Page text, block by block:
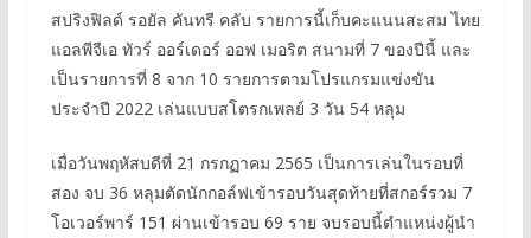
สปริงฟิลด์ รอยัล คันทรี คลับ รายการนี้เก็บคะแนนสะสม ไทย
แอลพีจีเอ ทัวร์ ออร์เดอร์ ออฟ เมอริต สนามที่ 7 ของปีนี้ และ
เป็นรายการที่ 8 จาก 10 รายการตามโปรแกรมแข่งขัน
ประจำปี 2022 เล่นแบบสโตรกเพลย์ 3 วัน 54 หลุม
เมื่อวันพฤหัสบดีที่ 21 กรกฏาคม 2565 เป็นการเล่นในรอบที่
สอง จบ 36 หลุมตัดนักกอล์ฟเข้ารอบวันสุดท้ายที่สกอร์รวม 7
โอเวอร์พาร์ 151 ผ่านเข้ารอบ 69 ราย จบรอบนี้ตำแหน่งผู้นำ